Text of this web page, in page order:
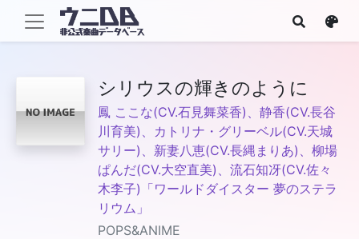
シリウスの輝きのように
鳳 ここな(CV.石見舞菜香)、静香(CV.長谷
川育美)、カトリナ・グリーベル(CV.天城
サリー)、新妻八恵(CV.長縄まりあ)、柳場
ぱんだ(CV.大空直美)、流石知冴(CV.佐々
木李子)「ワールドダイスター 夢のステラ
リウム」
POPS&ANIME